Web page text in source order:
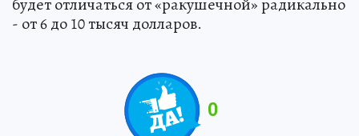
будет отличаться от «ракушечной» радикально
- от 6 до 10 тысяч долларов.
0